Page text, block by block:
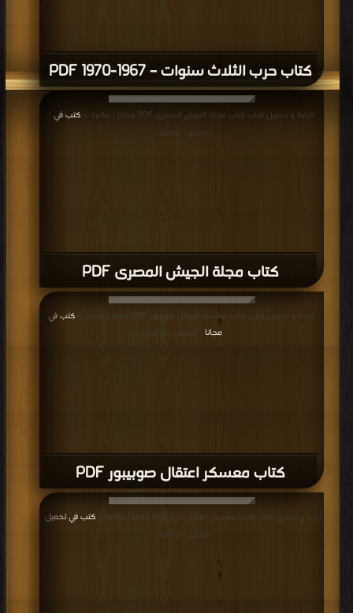
كتاب حرب الثلاث سنوات – 1967-1970 PDF
كتاب مجلة الجيش المصرى PDF
قراءة و تحميل كتاب كتاب مجلة الجيش المصرى PDF مجانا | مكتبة > كتب في
التحميل : مرة/مرات
كتاب معسكر اعتقال صوبيبور PDF
قراءة و تحميل كتاب كتاب معسكر اعتقال صوبيبور PDF مجانا | مكتبة >
كتب في
مجانا | التحميل : مرة/مرات
قراءة و تحميل كتاب كتاب معسكر اعتقال دورا PDF مجانا | مكتبة > كتب في تحميل
التحميل : مرة/مرات